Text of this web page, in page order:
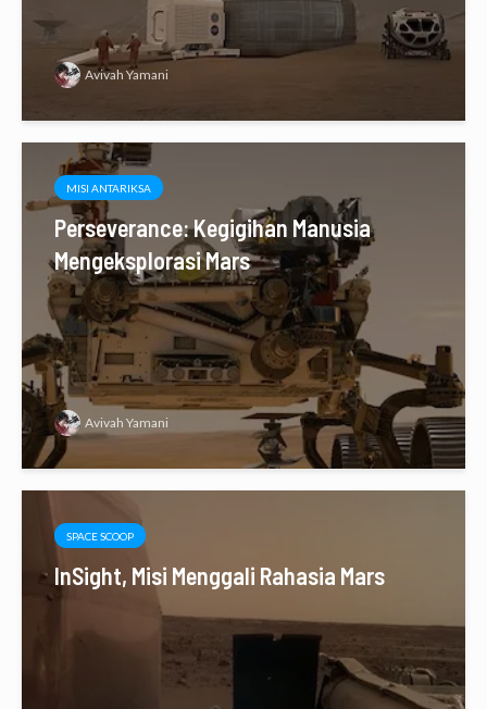
Avivah Yamani
MISI ANTARIKSA
Perseverance: Kegigihan Manusia
Mengeksplorasi Mars
Avivah Yamani
SPACE SCOOP
InSight, Misi Menggali Rahasia Mars